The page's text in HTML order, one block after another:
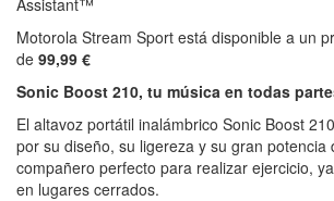
Motorola Stream Sport está disponible a un
de 99,99 €
Sonic Boost 210, tu música en todas
El altavoz portátil inalámbrico Sonic Boost
por su diseño, su ligereza y su gran potencia
compañero perfecto para realizar ejercicio,
en lugares cerrados.